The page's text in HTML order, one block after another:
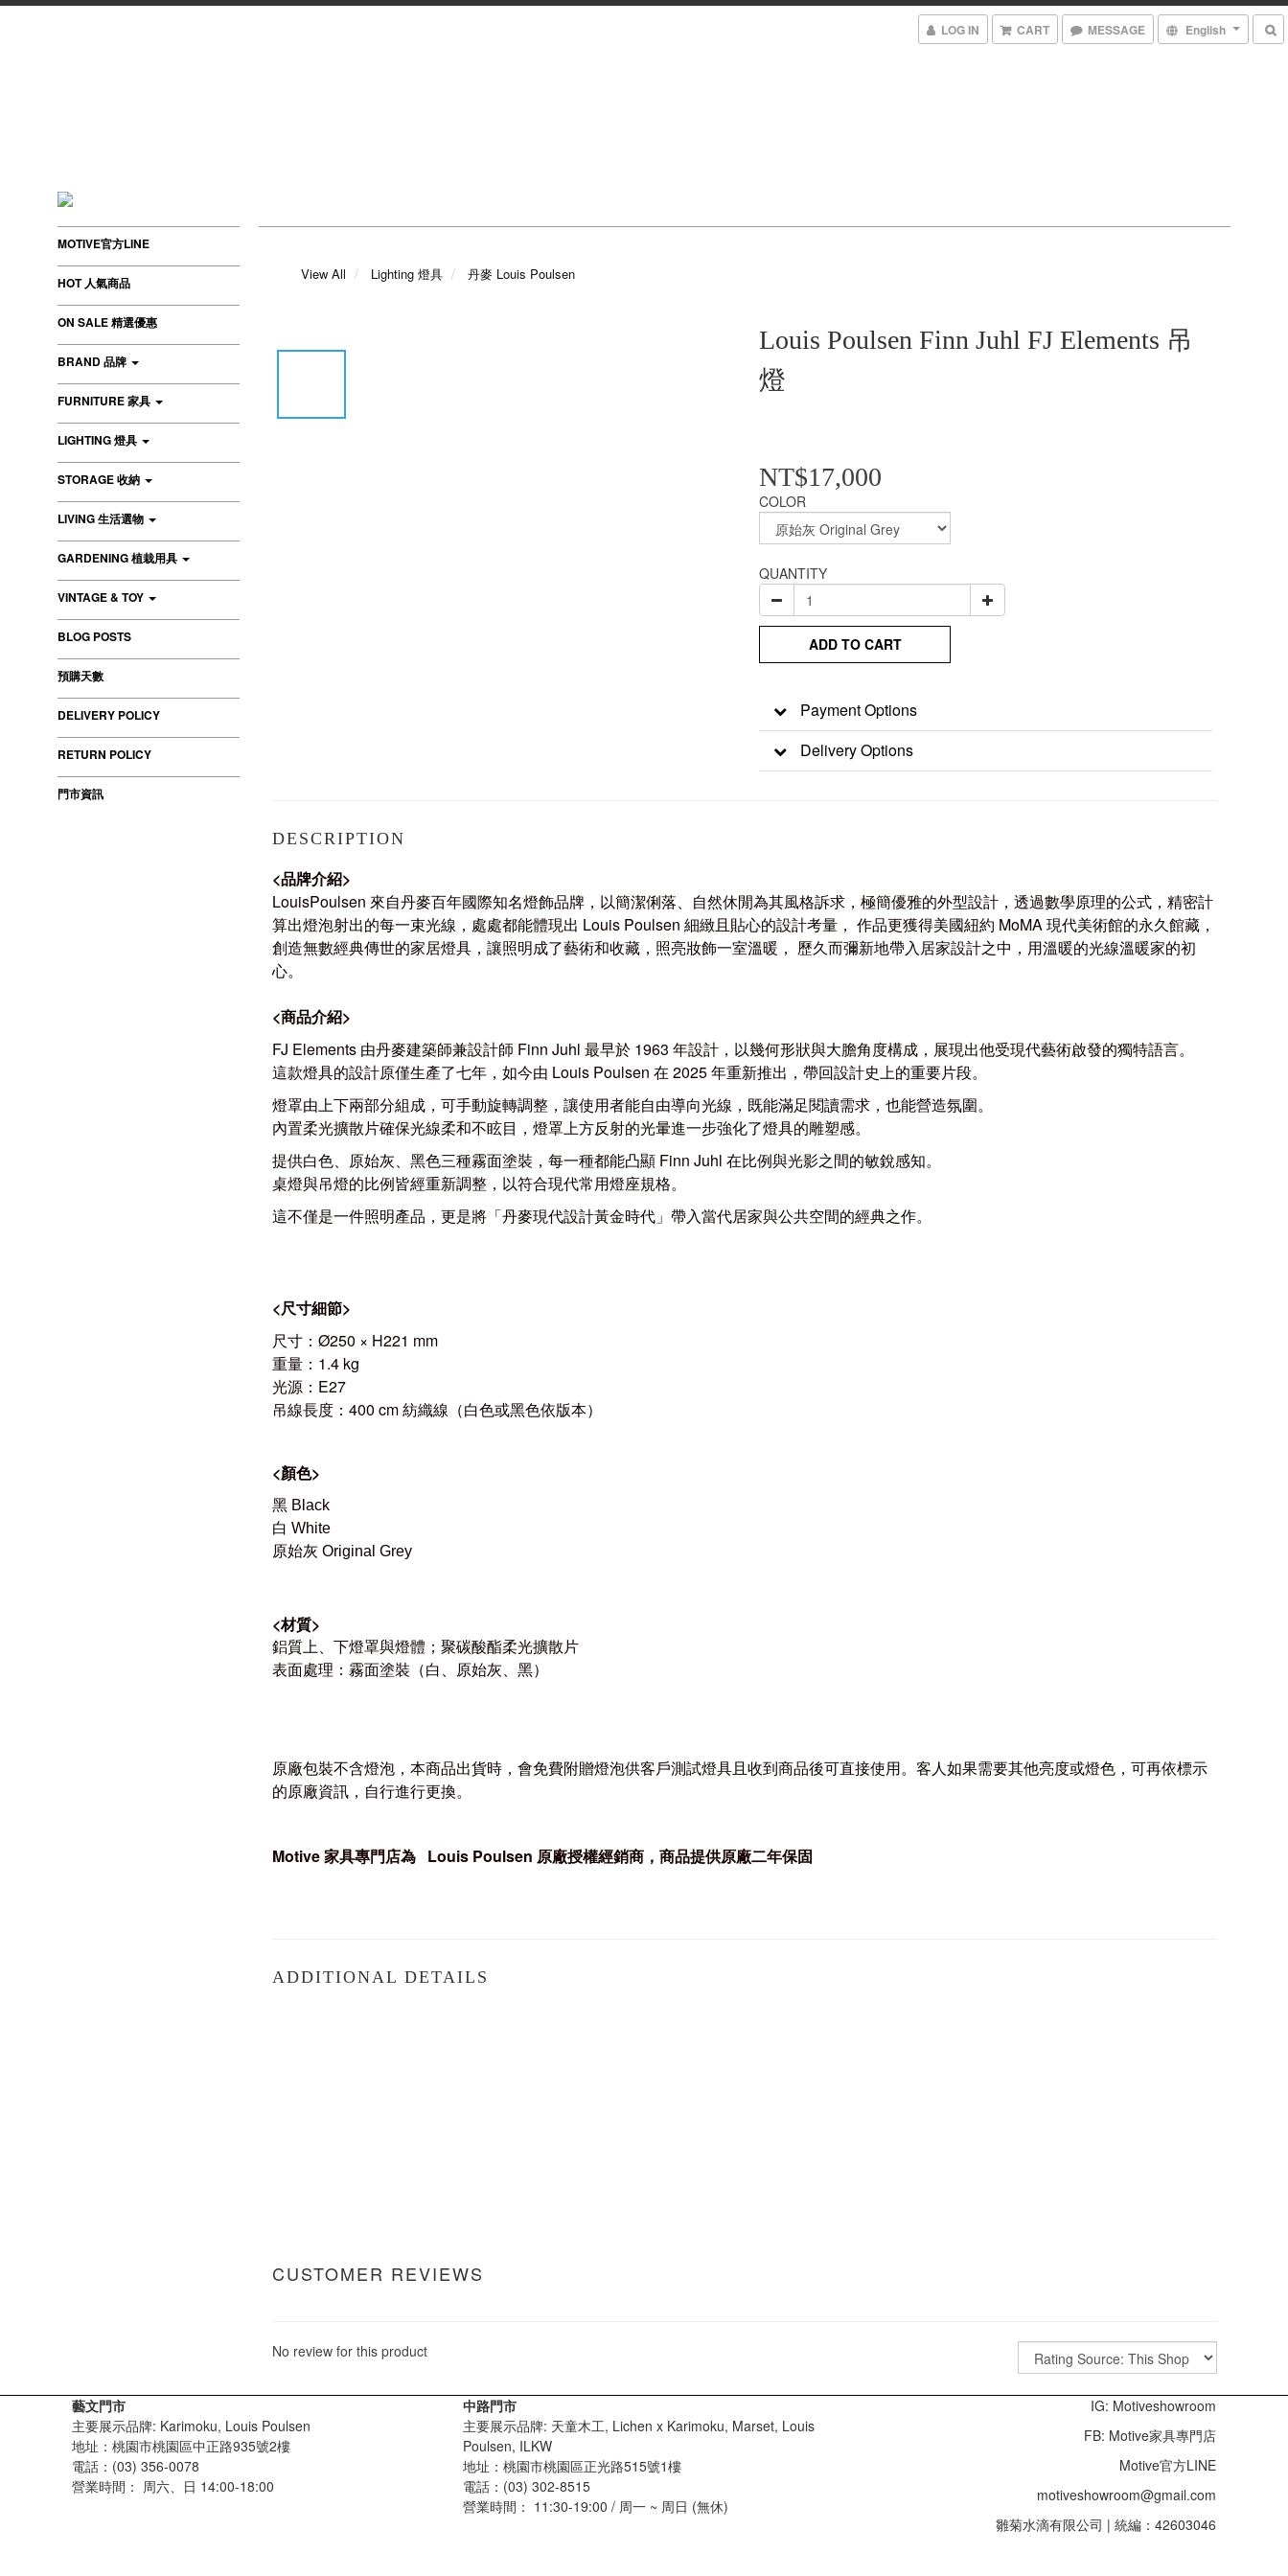
LOG IN CART MESSAGE English
MOTIVE官方LINE
HOT 人氣商品
ON SALE 精選優惠
BRAND 品牌
FURNITURE 家具
LIGHTING 燈具
STORAGE 收納
LIVING 生活選物
GARDENING 植栽用具
VINTAGE & TOY
BLOG POSTS
預購天數
DELIVERY POLICY
RETURN POLICY
門市資訊
View All Lighting 燈具 丹麥 Louis Poulsen
Louis Poulsen Finn Juhl FJ Elements 吊
燈
NT$17,000
COLOR
QUANTITY
ADD TO CART
Payment Options
Delivery Options
DESCRIPTION
<品牌介紹>
LouisPoulsen 來自丹麥百年國際知名燈飾品牌，以簡潔俐落、自然休閒為其風格訴求，極簡優雅的外型設計，透過數學原理的公式，精密計
算出燈泡射出的每一束光線，處處都能體現出 Louis Poulsen 細緻且貼心的設計考量， 作品更獲得美國紐約 MoMA現代美術館的永久館藏，
創造無數經典傳世的家居燈具，讓照明成了藝術和收藏，照亮妝飾一室溫暖， 歷久而彌新地帶入居家設計之中，用溫暖的光線溫暖家的初
心。
<商品介紹>
FJ Elements 由丹麥建築師兼設計師 Finn Juhl 最早於 1963 年設計，以幾何形狀與大膽角度構成，展現出他受現代藝術啟發的獨特語言。
這款燈具的設計原僅生產了七年，如今由 Louis Poulsen 在 2025 年重新推出，帶回設計史上的重要片段。
燈罩由上下兩部分組成，可手動旋轉調整，讓使用者能自由導向光線，既能滿足閱讀需求，也能營造氛圍。
內置柔光擴散片確保光線柔和不眩目，燈罩上方反射的光暈進一步強化了燈具的雕塑感。
提供白色、原始灰、黑色三種霧面塗裝，每一種都能凸顯 Finn Juhl 在比例與光影之間的敏銳感知。
桌燈與吊燈的比例皆經重新調整，以符合現代常用燈座規格。
這不僅是一件照明產品，更是將「丹麥現代設計黃金時代」 帶入當代居家與公共空間的經典之作。
<尺寸細節>
尺寸：Ø250 × H221 mm
重量：1.4 kg
光源：E27
吊線長度： 400 cm紡織線（白色或黑色依版本）
<顏色>
黑 Black
白 White
原始灰 Original Grey
<材質>
鋁質上、下燈罩與燈體；聚碳酸酯柔光擴散片
表面處理：霧面塗裝（白、原始灰、黑）
原廠包裝不含燈泡，本商品出貨時，會免費附贈燈泡供客戶測試燈具且收到商品後可直接使用。客人如果需要其他亮度或燈色，可再依標示
的原廠資訊，自行進行更換。
Motive家具專門店為 Louis Poulsen 原廠授權經銷商，商品提供原廠二年保固
ADDITIONAL DETAILS
CUSTOMER REVIEWS
No review for this product
藝文門市
主要展示品牌: Karimoku, Louis Poulsen
地址：桃園市桃園區中正路935號2樓
電話：(03) 356-0078
營業時間： 周六、日 14:00-18:00
中路門市
主要展示品牌: 天童木工, Lichen x Karimoku, Marset, Louis
Poulsen, ILKW
地址：桃園市桃園區正光路515號1樓
電話：(03) 302-8515
營業時間： 11:30-19:00 / 周一 ~ 周日 (無休)
IG: Motiveshowroom
FB: Motive家具專門店
Motive官方LINE
motiveshowroom@gmail.com
雛菊水滴有限公司 | 統編：42603046